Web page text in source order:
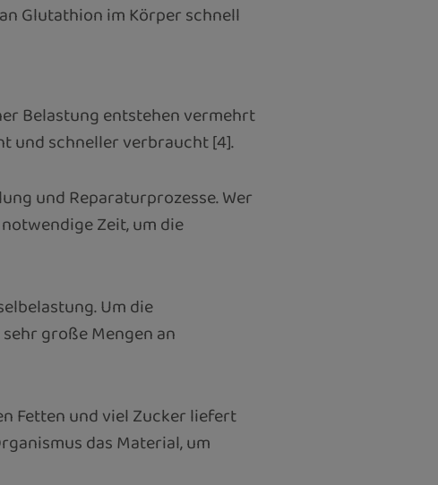
Glutathion im Körper schnell
Belastung entstehen vermehrt
und schneller verbraucht [4].
und Reparaturprozesse. Wer
Zeit, um die
Um die
große Mengen an
Fetten und viel Zucker liefert
das Material, um